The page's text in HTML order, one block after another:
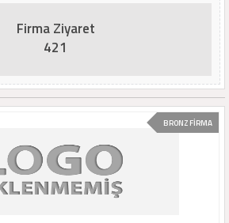
Firma Ziyaret
421
BRONZ FİRMA